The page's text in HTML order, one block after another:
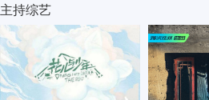
主持综艺